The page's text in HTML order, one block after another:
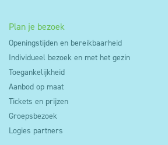
Plan je bezoek
Openingstijden en bereikbaarheid
Individueel bezoek en met het gezin
Toegankelijkheid
Aanbod op maat
Tickets en prijzen
Groepsbezoek
Logies partners
daartoe eveneens gebruik maken
Deze cookies kunnen zowel
anoniem zijn. Voor het gebruik van
cookies voor analysedoeleinden
voorafgaandelijk je toestemming
dus weigeren dat deze cookies op
worden geplaatst door je cookie